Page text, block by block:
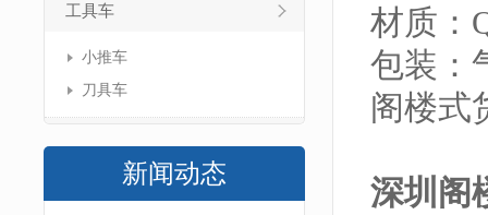
工具车
小推车
刀具车
新闻动态
材质：
包装：
阁楼式
深圳阁